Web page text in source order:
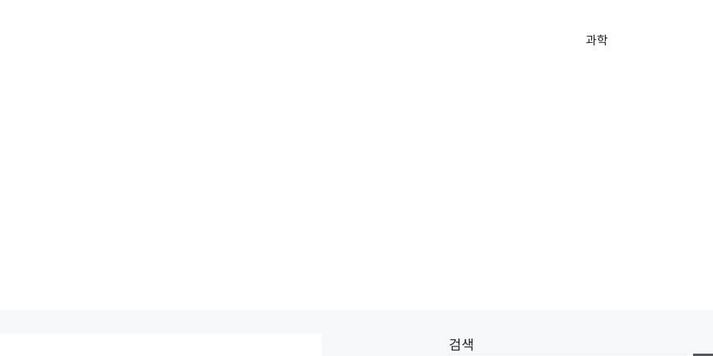
과학
검색